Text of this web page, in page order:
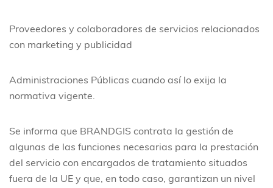
Proveedores y colaboradores de servicios relacionados
con marketing y publicidad
Administraciones Públicas cuando así lo exija la
normativa vigente.
Se informa que BRANDGIS contrata la gestión de
algunas de las funciones necesarias para la prestación
del servicio con encargados de tratamiento situados
fuera de la UE y que, en todo caso, garantizan un nivel